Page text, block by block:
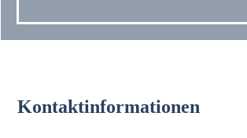
Kontaktinformationen